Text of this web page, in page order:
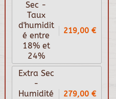
Sec -
Taux
d'humidit
é entre
18% et
24%
219,00 €
Extra Sec
-
Humidité
279,00 €